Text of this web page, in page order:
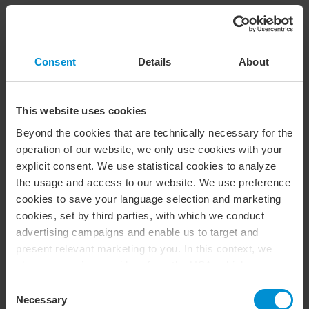
Consent Details About
This website uses cookies
Beyond the cookies that are technically necessary for the
operation of our website, we only use cookies with your
explicit consent. We use statistical cookies to analyze
the usage and access to our website. We use preference
cookies to save your language selection and marketing
cookies, set by third parties, with which we conduct
advertising campaigns and enable us to target and
present relevant marketing to you. In this context, we
also use service providers from the USA, which means
entirely voluntary, and you can choose which types of
Selection
Necessary
utländska bolag, kapitalförsäkringar eller truster.
till tolkningsproblem i rättstillämpningen.
Förmånsbeskattning – en
fortsatt utmaning
Grundprincipen om lönebeskattning för en arbetsrelaterad
förmån att förvärva värdepapper till ett pris under
marknadsvärdet gäller även inom riskkapitalbranschen. För
grundare av fondstrukturer är detta sällan ett problem,
eftersom verksamheten ännu inte kommit igång vid
etableringen. Annorlunda kan det vara för medarbetare
som senare erbjuds att köpa andelar eller rättigheter
kopplade till fondstrukturen. Eftersom det är svårt att
investeringar, kan det uppstå svåra bedömningsfrågor vid